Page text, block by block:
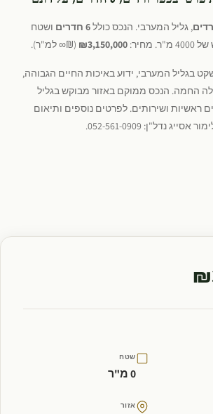
, גליל המערבי. הנכס כולל6 חדרים
ושטח
מחיר: ₪3,150,000 (₪∞ למ"ר).
בגליל המערבי, ידוע באיכות החיים הגבוהה,
החמה. הנכס ממוקם באזור מבוקש בגליל
ראשיות ושירותים. לפרטים נוספים ותיאום
נדל"ן: 052-561-0909.
שטח
0 מ"ר
אזור